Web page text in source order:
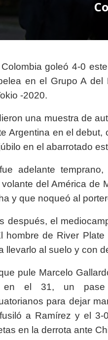
goleó 4-0
en el Grupo A del
-2020.
una muestra de
Argentina en el
en el abarrotado
adelante
del América de
y que noqueó al
después, el
hombre de River
llevarlo al suelo y con
pule Marcelo
en el 31, un pase
para dejar
a Ramírez y el
en la derrota ante